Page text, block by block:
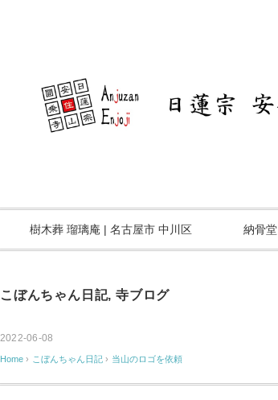
樹木葬 瑠璃庵 | 名古屋市 中川区 納骨堂
こぼんちゃん日記,寺ブログ
2022-06-08
Home › こぼんちゃん日記 › 当山のロゴを依頼